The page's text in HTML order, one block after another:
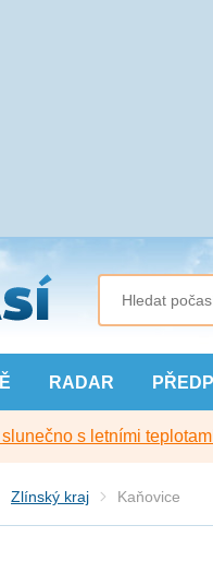
RADAR
s letními
Zlínský kraj Kaňovice